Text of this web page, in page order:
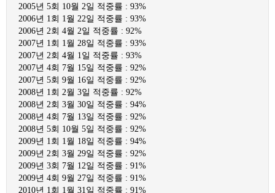
2005년 5회 10월 2일 적중률 : 93%
2006년 1회 1월 22일 적중률 : 93%
2006년 2회 4월 2일 적중률 : 92%
2007년 1회 1월 28일 적중률 : 93%
2007년 2회 4월 1일 적중률 : 93%
2007년 4회 7월 15일 적중률 : 92%
2007년 5회 9월 16일 적중률 : 92%
2008년 1회 2월 3일 적중률 : 92%
2008년 2회 3월 30일 적중률 : 94%
2008년 4회 7월 13일 적중률 : 92%
2008년 5회 10월 5일 적중률 : 92%
2009년 1회 1월 18일 적중률 : 94%
2009년 2회 3월 29일 적중률 : 92%
2009년 3회 7월 12일 적중률 : 91%
2009년 4회 9월 27일 적중률 : 91%
2010년 1회 1월 31일 적중률 : 91%